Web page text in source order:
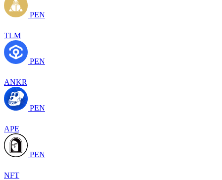
PEN
TLM
PEN
ANKR
PEN
APE
PEN
NFT